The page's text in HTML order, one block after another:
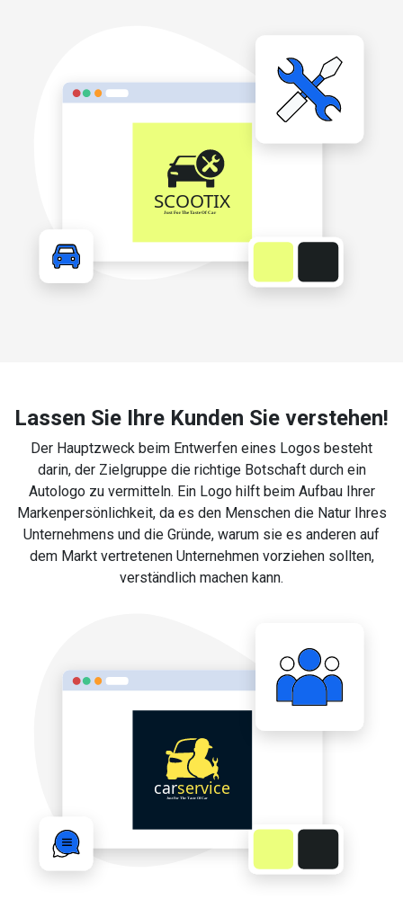
Lassen Sie Ihre Kunden Sie verstehen!
Der Hauptzweck beim Entwerfen eines Logos besteht
darin, der Zielgruppe die richtige Botschaft durch ein
Autologo zu vermitteln. Ein Logo hilft beim Aufbau Ihrer
Markenpersönlichkeit, da es den Menschen die Natur Ihres
Unternehmens und die Gründe, warum sie es anderen auf
dem Markt vertretenen Unternehmen vorziehen sollten,
verständlich machen kann.